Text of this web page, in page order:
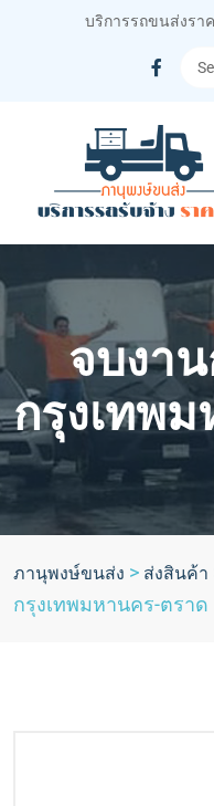
บริการรถขนส่งรา
จบงา
กรุงเทพ
ภานุพงษ์ขนส่ง > ส่งสินค้า
กรุงเทพมหานคร-ตราด